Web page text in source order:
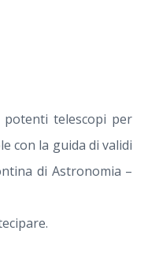
telescopi per
con la guida di validi
di Astronomia –